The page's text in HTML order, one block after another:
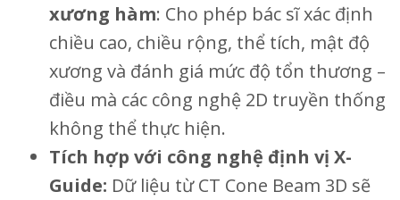
xương hàm: Cho phép bác sĩ xác định
chiều cao, chiều rộng, thể tích, mật độ
xương và đánh giá mức độ tổn thương –
điều mà các công nghệ 2D truyền thống
không thể thực hiện.
Tích hợp với công nghệ định vị X-
Guide: Dữ liệu từ CT Cone Beam 3D sẽ